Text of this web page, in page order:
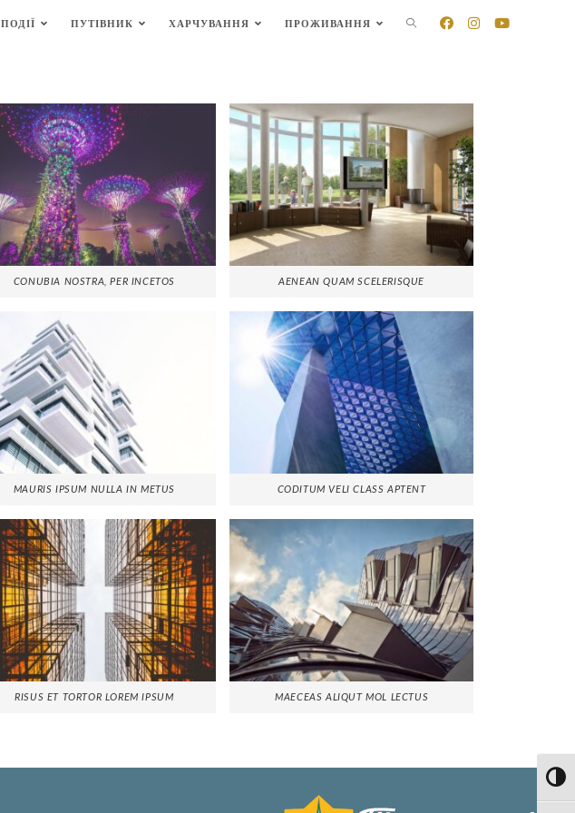
ПОДІЇ ПУТІВНИК ХАРЧУВАННЯ ПРОЖИВАННЯ
CONUBIA NOSTRA, PER INCETOS AENEAN QUAM SCELERISQUE
MAURIS IPSUM NULLA IN METUS CODITUM VELI CLASS APTENT
RISUS ET TORTOR LOREM IPSUM MAECEAS ALIQUT MOL LECTUS